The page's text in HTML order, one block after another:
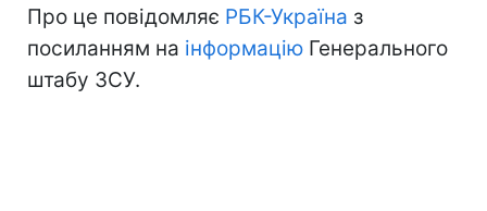
Про це повідомляє РБК-Україна з
посиланням на інформацію Генерального
штабу ЗСУ.